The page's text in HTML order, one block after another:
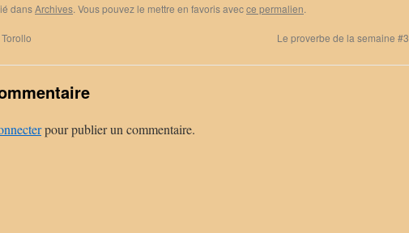
dansArchives. Vous pouvez le mettre en favoris avecce permalien.
Le proverbe de la semaine #3
pour publier un commentaire.